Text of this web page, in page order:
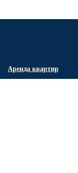
Аренда квартир